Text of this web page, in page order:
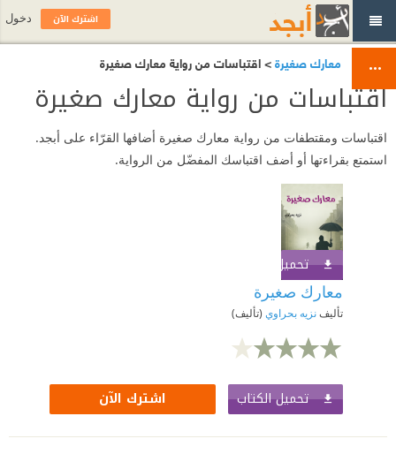
معارك صغيرة> اقتباسات من رواية معارك صغيرة
اقتباسات من رواية معارك صغيرة
اقتباسات ومقتطفات من رواية معارك صغيرة أضافها القرّاء على أبجد.
استمتع بقراءتها أو أضف اقتباسك المفضّل من الرواية.
تحميل الكتاب
معارك صغيرة
تأليفنزيه بحراوي (تأليف)
تحميل الكتاب اشترك الآن
اشترك الآن دخول